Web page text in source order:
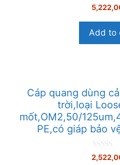
0
n
à
5
Add to
Cáp quang dùng
trời,loại
mốt,OM2,50/
PE,có giáp bảo
0
n